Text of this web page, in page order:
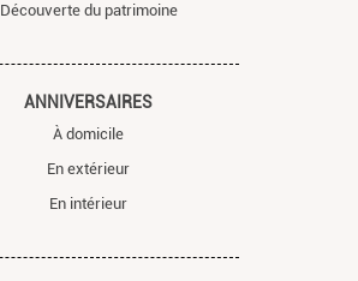
Découverte du patrimoine
ANNIVERSAIRES
À domicile
En extérieur
En intérieur